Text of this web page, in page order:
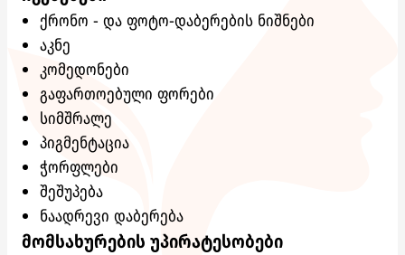
ქრონო - და ფოტო-დაბერების ნიშნები
აკნე
კომედონები
გაფართოებული ფორები
სიმშრალე
პიგმენტაცია
ჭორფლები
შეშუპება
ნაადრევი დაბერება
მომსახურების უპირატესობები